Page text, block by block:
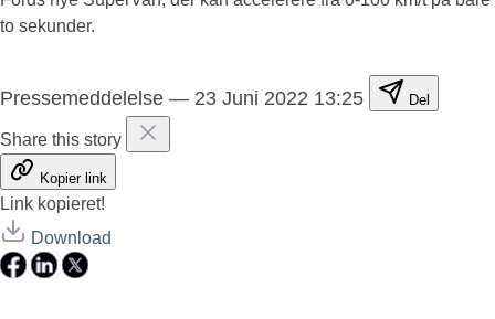
to sekunder.
Pressemeddelelse — 23 Juni 2022 13:25 Del
Share this story
Kopier link
Link kopieret!
Download